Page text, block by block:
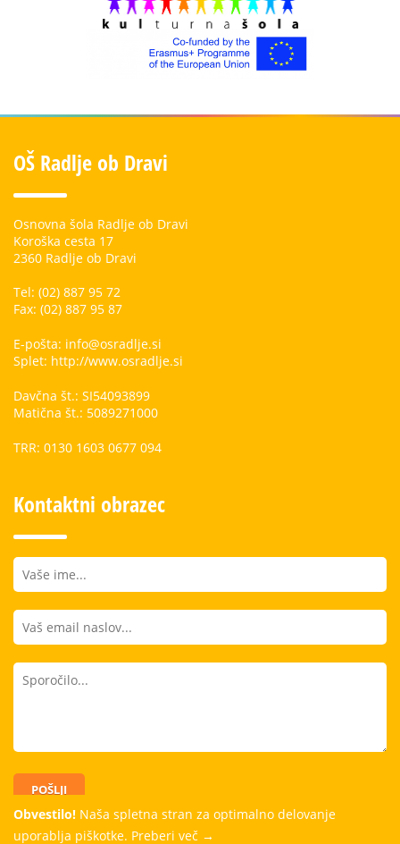
Obvestilo! Naša spletna stran za optimalno delovanje
uporablja piškotke. Preberi več →
OŠ Radlje ob Dravi
Osnovna šola Radlje ob Dravi
Koroška cesta 17
2360 Radlje ob Dravi
Tel: (02) 887 95 72
Fax: (02) 887 95 87
E-pošta: info@osradlje.si
Splet: http://www.osradlje.si
Davčna št.: SI54093899
Matična št.: 5089271000
TRR: 0130 1603 0677 094
Kontaktni obrazec
POŠLJI